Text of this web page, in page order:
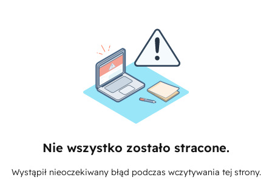
Nie wszystko zostało stracone.
Wystąpił nieoczekiwany błąd podczas wczytywania tej strony.